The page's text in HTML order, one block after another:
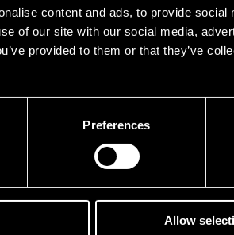
content and ads, to provide
of our site with our social media,
provided to them or that they’ve
Preferences
Allow
Jaa